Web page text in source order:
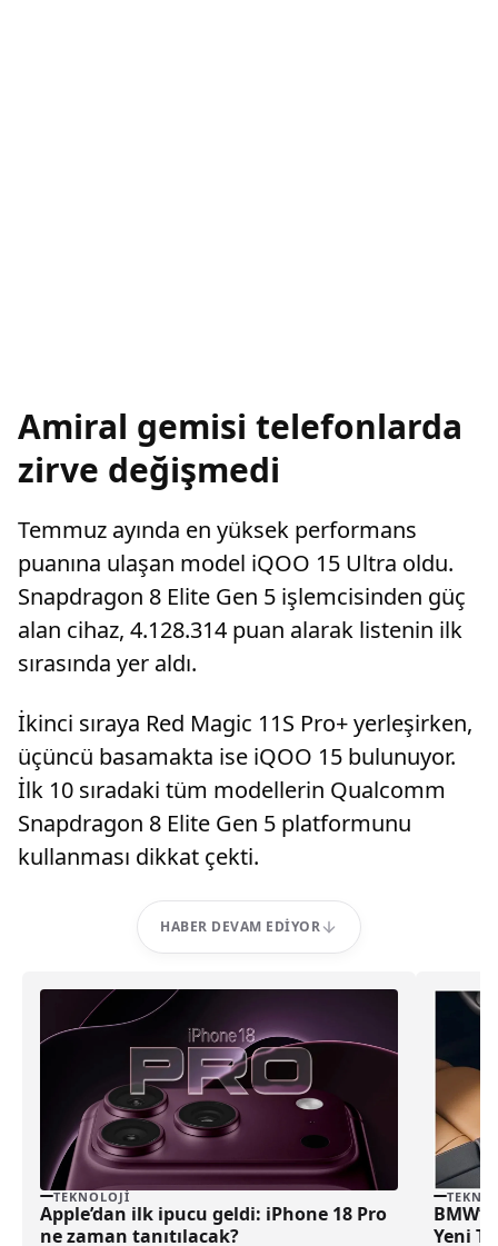
Amiral gemisi telefonlarda
zirve değişmedi
Temmuz ayında en yüksek performans
puanına ulaşan model iQOO 15 Ultra oldu.
Snapdragon 8 Elite Gen 5 işlemcisinden güç
alan cihaz, 4.128.314 puan alarak listenin ilk
sırasında yer aldı.
İkinci sıraya Red Magic 11S Pro+ yerleşirken,
üçüncü basamakta ise iQOO 15 bulunuyor.
İlk 10 sıradaki tüm modellerin Qualcomm
Snapdragon 8 Elite Gen 5 platformunu
kullanması dikkat çekti.
HABER DEVAM EDIYOR
TEKNOLOJI
Apple’dan ilk ipucu geldi: iPhone 18 Pro
ne zaman tanıtılacak?
Yeni